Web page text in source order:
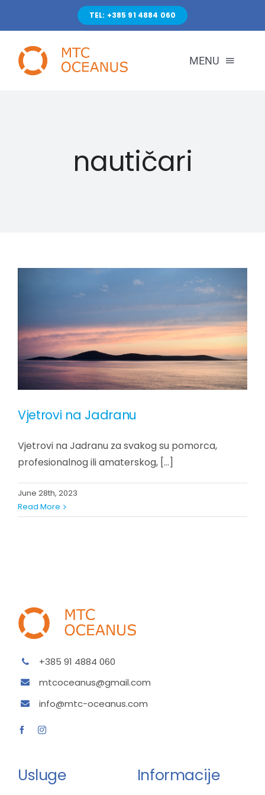
TEL: +385 91 4884 060
MENU
TEČAJEVI
nautičari
Vjetrovi na Jadranu
Vjetrovi na Jadranu za svakog su pomorca,
profesionalnog ili amaterskog, [...]
June 28th, 2023
Read More
+385 91 4884 060
mtcoceanus@gmail.com
info@mtc-oceanus.com
Usluge Informacije